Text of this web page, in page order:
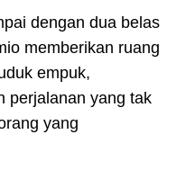
dengan dua belas
memberikan ruang
empuk,
perjalanan yang tak
yang